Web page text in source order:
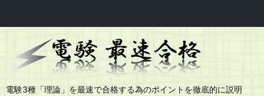
電験3種「理論」を最速で合格する為のポイントを徹底的に説明